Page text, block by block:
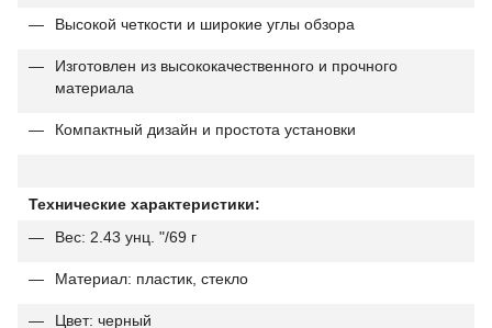
Высокой четкости и широкие углы обзора
Изготовлен из высококачественного и прочного
материала
Компактный дизайн и простота установки
Технические характеристики:
Вес: 2.43 унц. "/69 г
Материал: пластик, стекло
Цвет: черный